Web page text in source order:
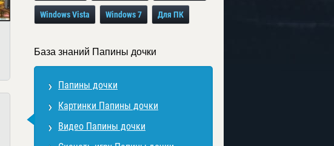
Windows Vista Windows 7 Для ПК
База знаний Папины дочки
Папины дочки
Картинки Папины дочки
Видео Папины дочки